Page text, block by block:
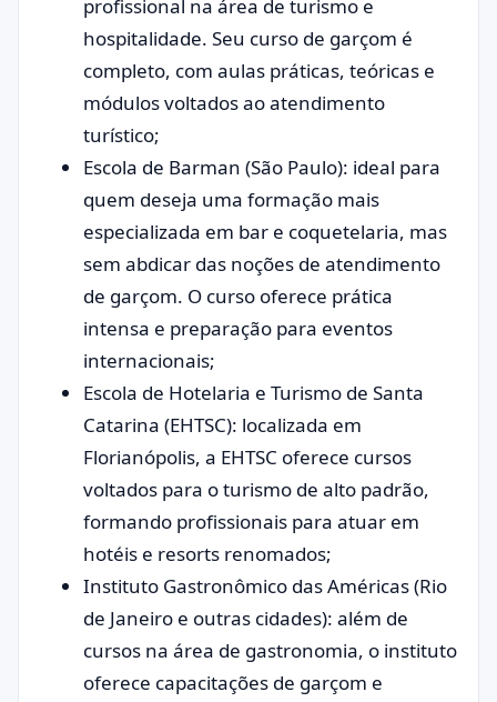
profissional na área de turismo e
hospitalidade. Seu curso de garçom é
completo, com aulas práticas, teóricas e
módulos voltados ao atendimento
turístico;
Escola de Barman (São Paulo): ideal para
quem deseja uma formação mais
especializada em bar e coquetelaria, mas
sem abdicar das noções de atendimento
de garçom. O curso oferece prática
intensa e preparação para eventos
internacionais;
Escola de Hotelaria e Turismo de Santa
Catarina (EHTSC): localizada em
Florianópolis, a EHTSC oferece cursos
voltados para o turismo de alto padrão,
formando profissionais para atuar em
hotéis e resorts renomados;
Instituto Gastronômico das Américas (Rio
de Janeiro e outras cidades): além de
cursos na área de gastronomia, o instituto
oferece capacitações de garçom e